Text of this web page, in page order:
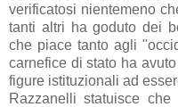
verificatosi nientemeno
tanti altri ha goduto dei
che piace tanto agli
carnefice di stato ha
figure istituzionali ad
Razzanelli statuisce